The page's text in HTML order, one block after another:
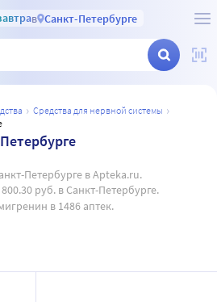
в Санкт-Петербурге
средства для нервной системы
Петербурге в Apteka.ru.
руб. в Санкт-Петербурге.
в 1486 аптек.